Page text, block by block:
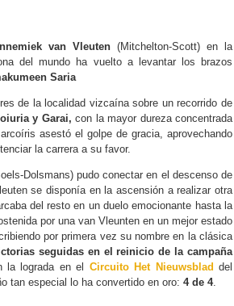
van Vleuten (Mitchelton-Scott) en la
del mundo ha vuelto a levantar los brazos
Saria
de la localidad vizcaína sobre un recorrido de
y Garai,con la mayor dureza concentrada
asestó el golpe de gracia, aprovechando
la carrera a su favor.
Dolsmans) pudo conectar en el descenso de
se disponía en la ascensión a realizar otra
del resto en un duelo emocionante hasta la
por una van Vleunten en un mejor estado
por primera vez su nombre en la clásica
seguidas en el reinicio de la campaña
la lograda en el Circuito Het Nieuwsblad del
tan especial lo ha convertido en oro: 4 de 4.